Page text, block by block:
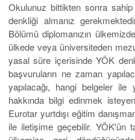
Okulunuz bittikten sonra
denkliği almanız
Bölümü diplomanızın
ülkede veya üniversiteden
yasal süre içerisinde YÖK
başvuruların ne zaman
yapılacağı, hangi belgeler ile
hakkında bilgi edinmek
Eurotar yurtdışı eğitim
ile iletişime geçebilir. YÖK'ün